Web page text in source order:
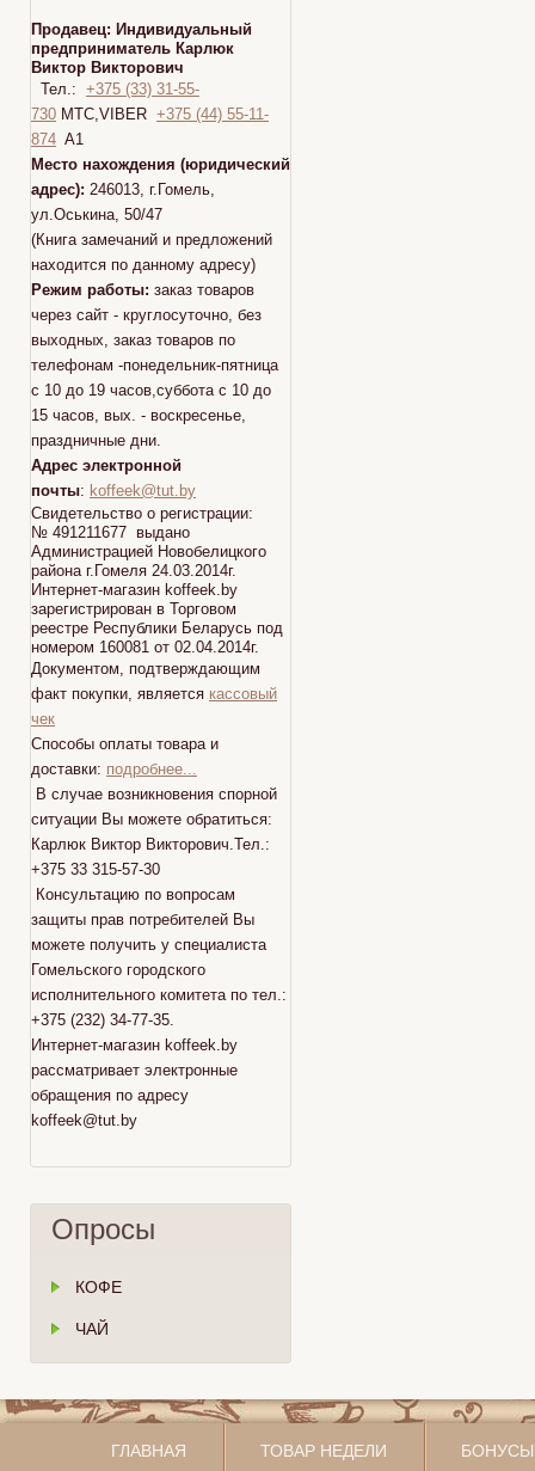
Продавец: Индивидуальный
предприниматель Карлюк
Виктор Викторович
Тел.: +375 (33) 31-55-
730 МТС,VIBER +375 (44) 55-11-
874 A1
Место нахождения (юридический
адрес): 246013, г.Гомель,
ул.Оськина, 50/47
(Книга замечаний и предложений
находится по данному адресу)
Режим работы: заказ товаров
через сайт - круглосуточно, без
выходных, заказ товаров по
телефонам -понедельник-пятница
с 10 до 19 часов,суббота с 10 до
15 часов, вых. - воскресенье,
праздничные дни.
Адрес электронной
почты: koffeek@tut.by
Свидетельство о регистрации:
№ 491211677 выдано
Администрацией Новобелицкого
района г.Гомеля 24.03.2014г.
Интернет-магазин koffeek.by
зарегистрирован в Торговом
реестре Республики Беларусь под
номером 160081 от 02.04.2014г.
Документом, подтверждающим
факт покупки, является кассовый
чек
Способы оплаты товара и
доставки: подробнее...
В случае возникновения спорной
ситуации Вы можете обратиться:
Карлюк Виктор Викторович.Тел.:
+375 33 315-57-30
Консультацию по вопросам
защиты прав потребителей Вы
можете получить у специалиста
Гомельского городского
исполнительного комитета по тел.:
+375 (232) 34-77-35.
Интернет-магазин koffeek.by
рассматривает электронные
обращения по адресу
koffeek@tut.by
Опросы
КОФЕ
ЧАЙ
ГЛАВНАЯ ТОВАР НЕДЕЛИ